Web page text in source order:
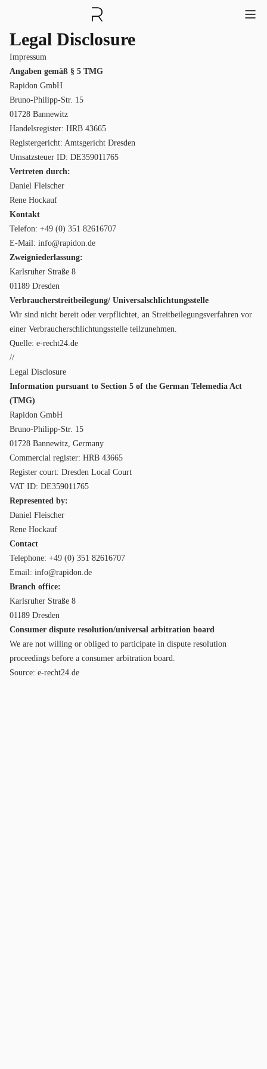
Legal Disclosure
Impressum
Angaben gemäß § 5 TMG
Rapidon GmbH
Bruno-Philipp-Str. 15
01728 Bannewitz
Handelsregister: HRB 43665
Registergericht: Amtsgericht Dresden
Umsatzsteuer ID: DE359011765
Vertreten durch:
Daniel Fleischer
Rene Hockauf
Kontakt
Telefon: +49 (0) 351 82616707
E-Mail: info@rapidon.de
Zweigniederlassung:
Karlsruher Straße 8
01189 Dresden
Verbraucherstreitbeilegung/ Universalschlichtungsstelle
Wir sind nicht bereit oder verpflichtet, an Streitbeilegungsverfahren vor
einer Verbraucherschlichtungsstelle teilzunehmen.
Quelle: e-recht24.de
//
Legal Disclosure
Information pursuant to Section 5 of the German Telemedia Act
(TMG)
Rapidon GmbH
Bruno-Philipp-Str. 15
01728 Bannewitz, Germany
Commercial register: HRB 43665
Register court: Dresden Local Court
VAT ID: DE359011765
Represented by:
Daniel Fleischer
Rene Hockauf
Contact
Telephone: +49 (0) 351 82616707
Email: info@rapidon.de
Branch office:
Karlsruher Straße 8
01189 Dresden
Consumer dispute resolution/universal arbitration board
We are not willing or obliged to participate in dispute resolution
proceedings before a consumer arbitration board.
Source: e-recht24.de